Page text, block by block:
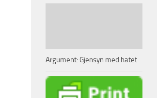
Argument: Gjensyn med hatet